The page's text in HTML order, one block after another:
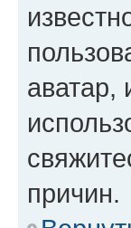
аватар,
причин.